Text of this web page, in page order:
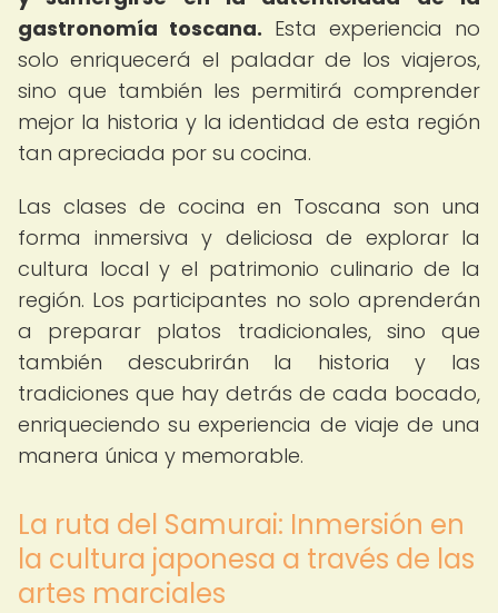
gastronomía toscana. Esta experiencia no
solo enriquecerá el paladar de los viajeros,
sino que también les permitirá comprender
mejor la historia y la identidad de esta región
tan apreciada por su cocina.
Las clases de cocina en Toscana son una
forma inmersiva y deliciosa de explorar la
cultura local y el patrimonio culinario de la
región. Los participantes no solo aprenderán
a preparar platos tradicionales, sino que
también descubrirán la historia y las
tradiciones que hay detrás de cada bocado,
enriqueciendo su experiencia de viaje de una
manera única y memorable.
La ruta del Samurai: Inmersión en
la cultura japonesa a través de las
artes marciales